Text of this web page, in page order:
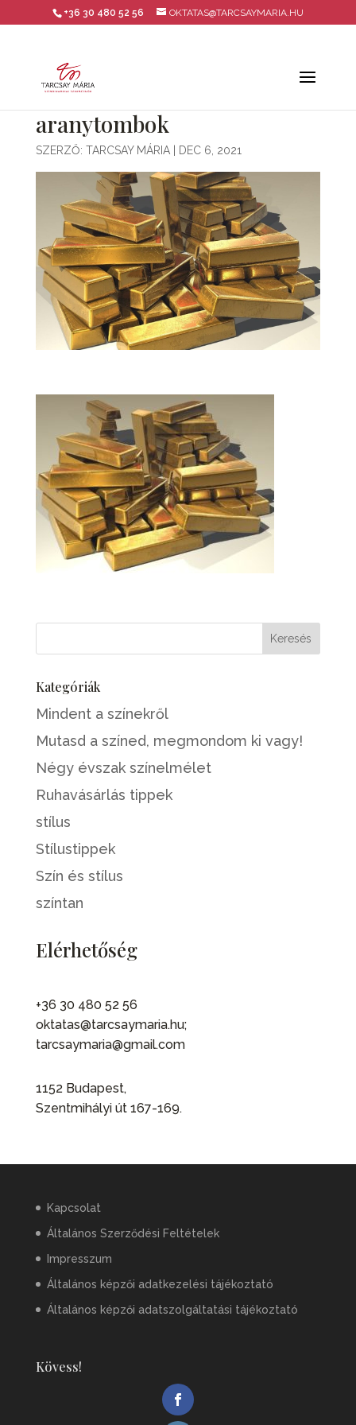
+36 30 480 52 56 OKTATAS@TARCSAYMARIA.HU
aranytombok
SZERZŐ: TARCSAY MÁRIA| DEC 6, 2021
Kategóriák
Mindent a színekről
Mutasd a színed, megmondom ki vagy!
Négy évszak színelmélet
Ruhavásárlás tippek
stílus
Stílustippek
Szín és stílus
színtan
Elérhetőség
+36 30 480 52 56
oktatas@tarcsaymaria.hu;
tarcsaymaria@gmail.com
1152 Budapest,
Szentmihályi út 167-169.
Kapcsolat
Általános Szerződési Feltételek
Impresszum
Általános képzői adatkezelési tájékoztató
Általános képzői adatszolgáltatási tájékoztató
Kövess!